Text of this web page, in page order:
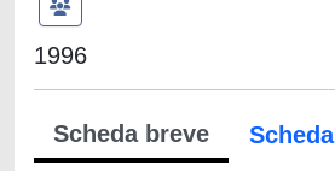
1996
Scheda breve